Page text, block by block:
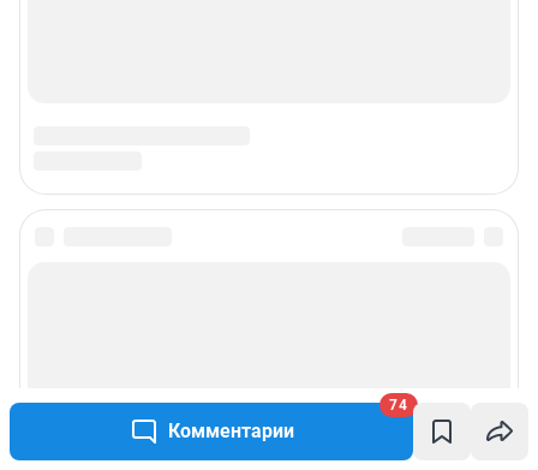
Комментарии
74